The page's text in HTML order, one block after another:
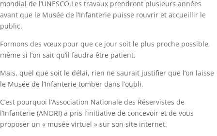
mondial de l’UNESCO.Les travaux prendront plusieurs années
avant que le Musée de l’Infanterie puisse rouvrir et accueillir le
public.
Formons des vœux pour que ce jour soit le plus proche possible,
même si l’on sait qu’il faudra être patient.
Mais, quel que soit le délai, rien ne saurait justifier que l’on laisse
le Musée de l’Infanterie tomber dans l’oubli.
C’est pourquoi l’Association Nationale des Réservistes de
l’Infanterie (ANORI) a pris l’initiative de concevoir et de vous
proposer un « musée virtuel » sur son site internet.